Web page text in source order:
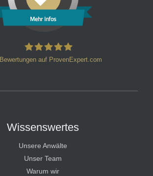
Mehr Infos
Bewertungen auf ProvenExpert.com
Wissenswertes
Unsere Anwälte
Unser Team
Warum wir